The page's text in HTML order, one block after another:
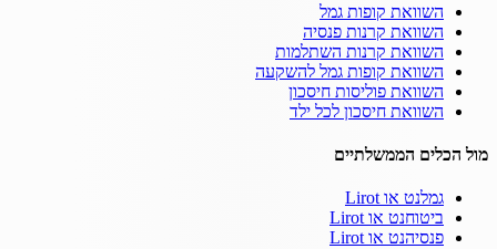
השוואת קופות גמל
השוואת קרנות פנסיה
השוואת קרנות השתלמות
השוואת קופות גמל להשקעה
השוואת פוליסות חיסכון
השוואת חיסכון לכל ילד
מול הכלים הממשלתיים
גמלנט או Lirot
ביטוחנט או Lirot
פנסיהנט או Lirot